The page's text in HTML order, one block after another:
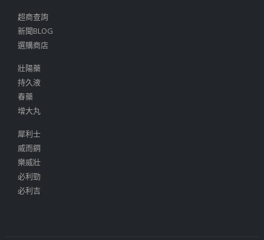
超商查詢
新聞BLOG
選購商店
壯陽藥
持久液
春藥
增大丸
犀利士
威而鋼
樂威壯
必利勁
必利吉